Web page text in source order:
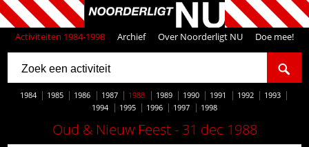
Activiteiten 1984-1998 Archief Over Noorderligt NU Doe mee!
1984 1985 1986 1987 1988 1989 1990 1991 1992
1993
1994
1995 1996 1997 1998
Oud & Nieuw Feest - 31 dec 1988